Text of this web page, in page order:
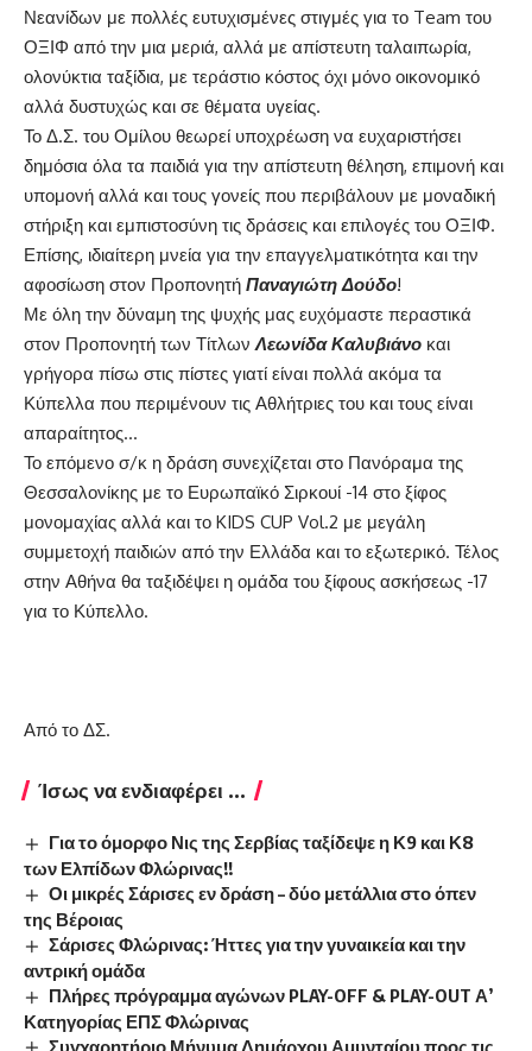
Νεανίδων με πολλές ευτυχισμένες στιγμές για το Team του
ΟΞΙΦ από την μια μεριά, αλλά με απίστευτη ταλαιπωρία,
ολονύκτια ταξίδια, με τεράστιο κόστος όχι μόνο οικονομικό
αλλά δυστυχώς και σε θέματα υγείας.
Το Δ.Σ. του Ομίλου θεωρεί υποχρέωση να ευχαριστήσει
δημόσια όλα τα παιδιά για την απίστευτη θέληση, επιμονή και
υπομονή αλλά και τους γονείς που περιβάλουν με μοναδική
στήριξη και εμπιστοσύνη τις δράσεις και επιλογές του ΟΞΙΦ.
Επίσης, ιδιαίτερη μνεία για την επαγγελματικότητα και την
αφοσίωση στον Προπονητή Παναγιώτη Δούδο!
Με όλη την δύναμη της ψυχής μας ευχόμαστε περαστικά
στον Προπονητή των ΤίτλωνΛεωνίδα Καλυβιάνο και
γρήγορα πίσω στις πίστες γιατί είναι πολλά ακόμα τα
Κύπελλα που περιμένουν τις Αθλήτριες του και τους είναι
απαραίτητος…
Το επόμενο σ/κ η δράση συνεχίζεται στο Πανόραμα της
Θεσσαλονίκης με το Ευρωπαϊκό Σιρκουί -14 στο ξίφος
μονομαχίας αλλά και το KIDS CUP Vol.2 με μεγάλη
συμμετοχή παιδιών από την Ελλάδα και το εξωτερικό. Τέλος
στην Αθήνα θα ταξιδέψει η ομάδα του ξίφους ασκήσεως -17
για το Κύπελλο.
Από το ΔΣ.
Ίσως να ενδιαφέρει ...
Για το όμορφο Νις της Σερβίας ταξίδεψε η Κ9 και Κ8
των Ελπίδων Φλώρινας!!
Οι μικρές Σάρισες εν δράση – δύο μετάλλια στο όπεν
της Βέροιας
Σάρισες Φλώρινας: Ήττες για την γυναικεία και την
αντρική ομάδα
Πλήρες πρόγραμμα αγώνων PLAY-OFF & PLAY-OUT Α’
Κατηγορίας ΕΠΣ Φλώρινας
Συγχαρητήριο Μήνυμα Δημάρχου Αμυνταίου προς τις